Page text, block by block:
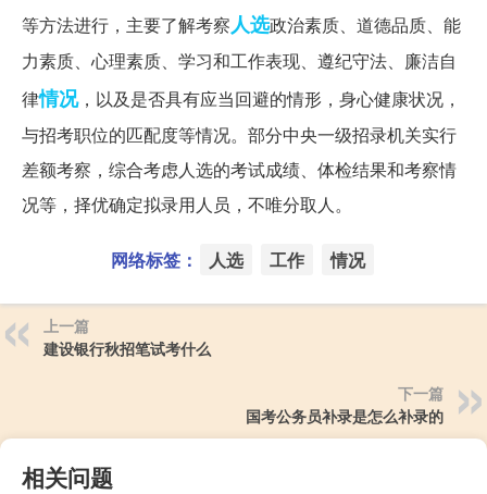
等方法进行，主要了解考察人选政治素质、道德品质、能
力素质、心理素质、学习和工作表现、遵纪守法、廉洁自
律情况，以及是否具有应当回避的情形，身心健康状况，
与招考职位的匹配度等情况。部分中央一级招录机关实行
差额考察，综合考虑人选的考试成绩、体检结果和考察情
况等，择优确定拟录用人员，不唯分取人。
网络标签： 人选 工作 情况
上一篇
建设银行秋招笔试考什么
下一篇
国考公务员补录是怎么补录的
相关问题